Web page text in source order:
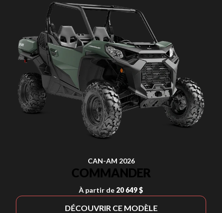
CAN-AM 2026
COMMANDER
À partir de 20 649 $
DÉCOUVRIR CE MODÈLE